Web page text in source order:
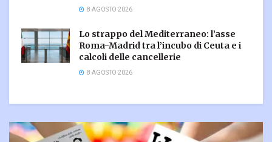
8 AGOSTO 2026
Lo strappo del Mediterraneo: l’asse
Roma-Madrid tra l’incubo di Ceuta e i
calcoli delle cancellerie
8 AGOSTO 2026